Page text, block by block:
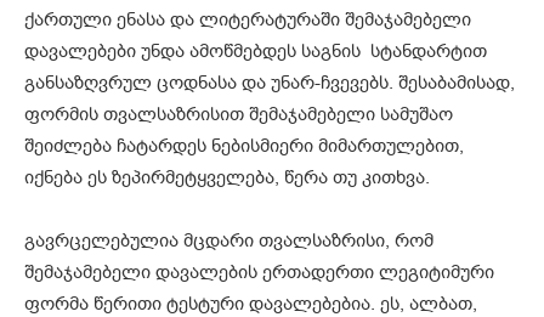
ქართული ენასა და ლიტერატურაში შემაჯამებელი
დავალებები უნდა ამოწმებდეს საგნის სტანდარტით
განსაზღვრულ ცოდნასა და უნარ-ჩვევებს. შესაბამისად,
ფორმის თვალსაზრისით შემაჯამებელი სამუშაო
შეიძლება ჩატარდეს ნებისმიერი მიმართულებით,
იქნება ეს ზეპირმეტყველება, წერა თუ კითხვა.
გავრცელებულია მცდარი თვალსაზრისი, რომ
შემაჯამებელი დავალების ერთადერთი ლეგიტიმური
ფორმა წერითი ტესტური დავალებებია. ეს, ალბათ,